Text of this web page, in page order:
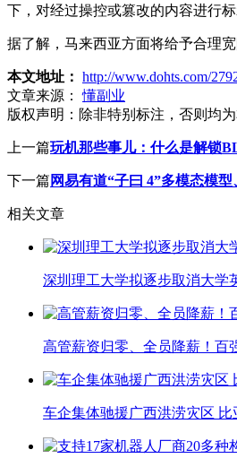
下，对经过操控或篡改的内容进行标
据了解，马来西亚方面将给予合理
本文地址： http://www.dohts.com/
文章来源：
懂副业
版权声明： 除非特别标注，否则均
上一篇玩机那些事儿：什么是解锁
下一篇 网易有道“子曰 4”多模态模
相关文章
深圳理工大学拟逐步取消大学
高管薪资归零、全员降薪！百
车企集体驰援广西洪涝灾区 比